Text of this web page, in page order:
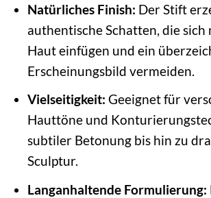
Natürliches Finish: Der Stift
authentische Schatten, die sich
Haut einfügen und ein
Erscheinungsbild vermeiden.
Vielseitigkeit: Geeignet für
Hauttöne und
subtiler Betonung bis hin zu
Sculptur.
Langanhaltende Formulierung: